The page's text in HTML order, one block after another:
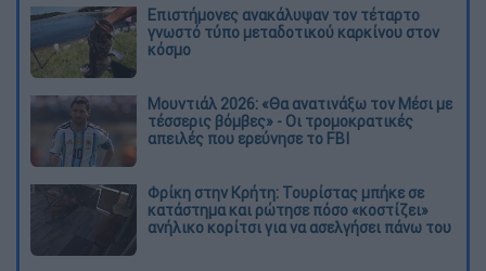
Επιστήμονες ανακάλυψαν τον τέταρτο
γνωστό τύπο μεταδοτικού καρκίνου στον
κόσμο
Μουντιάλ 2026: «Θα ανατινάξω τον Μέσι με
τέσσερις βόμβες» - Οι τρομοκρατικές
απειλές που ερεύνησε το FBI
Φρίκη στην Κρήτη: Τουρίστας μπήκε σε
κατάστημα και ρώτησε πόσο «κοστίζει»
ανήλικο κορίτσι για να ασελγήσει πάνω του